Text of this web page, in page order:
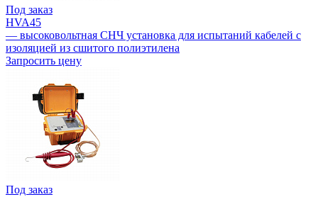
Под заказ
HVA45
— высоковольтная СНЧ установка для испытаний кабелей с
изоляцией из сшитого полиэтилена
Запросить цену
Под заказ